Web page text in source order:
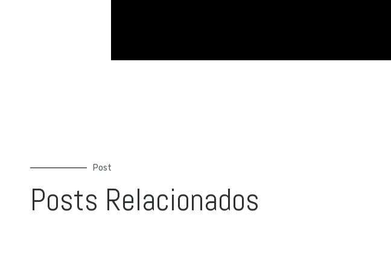
Post
Posts Relacionados